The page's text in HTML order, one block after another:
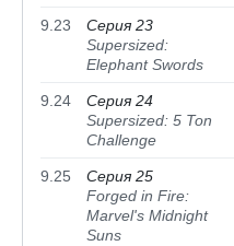
9.23
Серия 23
Supersized:
Elephant Swords
9.24
Серия 24
Supersized: 5 Ton
Challenge
9.25
Серия 25
Forged in Fire:
Marvel's Midnight
Suns